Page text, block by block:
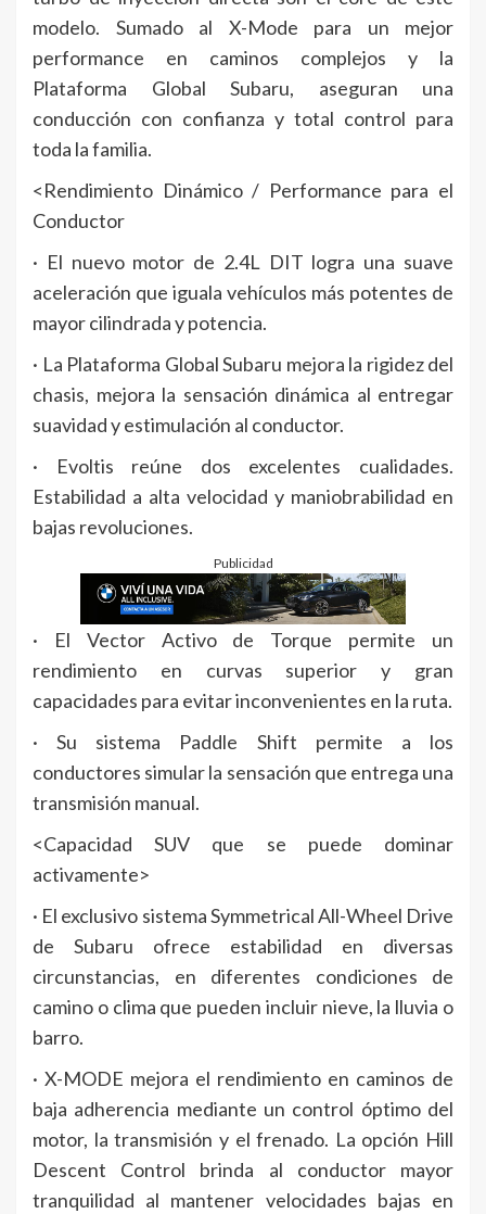
modelo. Sumado al X-Mode para un mejor
performance en caminos complejos y la
Plataforma Global Subaru, aseguran una
conducción con confianza y total control para
toda la familia.
<Rendimiento Dinámico / Performance para el
Conductor
· El nuevo motor de 2.4L DIT logra una suave
aceleración que iguala vehículos más potentes de
mayor cilindrada y potencia.
· La Plataforma Global Subaru mejora la rigidez del
chasis, mejora la sensación dinámica al entregar
suavidad y estimulación al conductor.
· Evoltis reúne dos excelentes cualidades.
Estabilidad a alta velocidad y maniobrabilidad en
bajas revoluciones.
Publicidad
· El Vector Activo de Torque permite un
rendimiento en curvas superior y gran
capacidades para evitar inconvenientes en la ruta.
· Su sistema Paddle Shift permite a los
conductores simular la sensación que entrega una
transmisión manual.
<Capacidad SUV que se puede dominar
activamente>
· El exclusivo sistema Symmetrical All-Wheel Drive
de Subaru ofrece estabilidad en diversas
circunstancias, en diferentes condiciones de
camino o clima que pueden incluir nieve, la lluvia o
barro.
· X-MODE mejora el rendimiento en caminos de
baja adherencia mediante un control óptimo del
motor, la transmisión y el frenado. La opción Hill
Descent Control brinda al conductor mayor
tranquilidad al mantener velocidades bajas en